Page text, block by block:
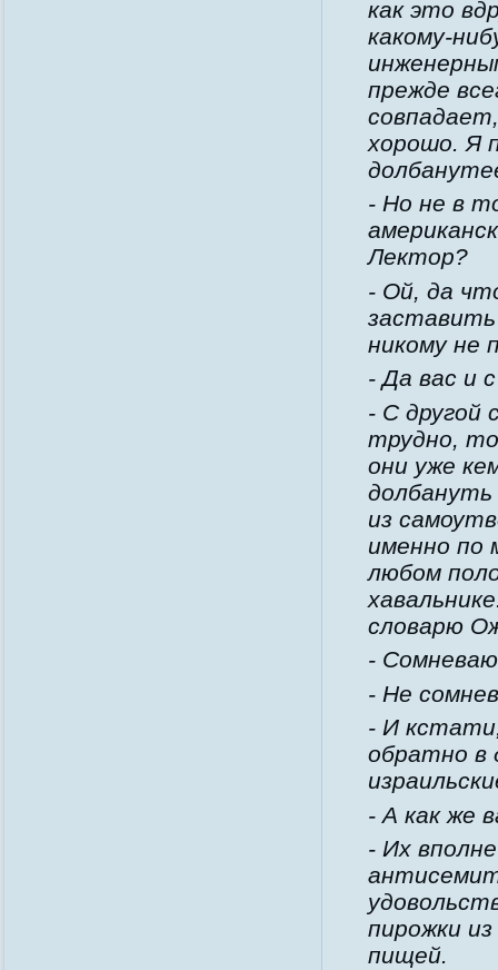
как это
какому-
прежде
хорошо. Я
- Но не в
Лектор?
- Ой, да
заставить
никому не
- Да вас и
- С другой
трудно,
они уже
долбануть
из
именно по
любом
словарю
-
- Не
- И
обратно в
- А как же
- Их
пирожки
пищей.